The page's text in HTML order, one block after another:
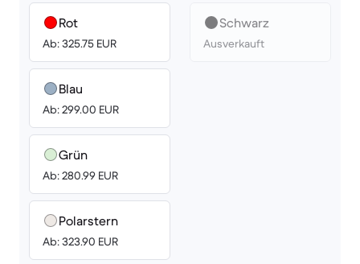
Rot
Ab: 325.75 EUR
Blau
Ab: 299.00 EUR
Grün
Ab: 280.99 EUR
Polarstern
Ab: 323.90 EUR
Schwarz
Ausverkauft